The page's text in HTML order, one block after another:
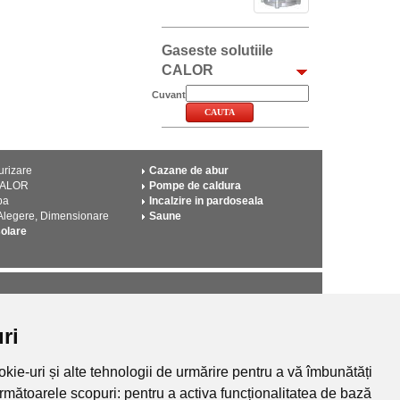
uri și alte tehnologii de urmărire pentru a vă îmbunătăți
scopuri: pentru a activa funcționalitatea de bază
Gaseste solutiile
CALOR
Cuvant
Dimensionare
Cazane de abur
Pompe de caldura
Incalzire in pardoseala
Saune
Vezi toate intrebarile si raspunsurile